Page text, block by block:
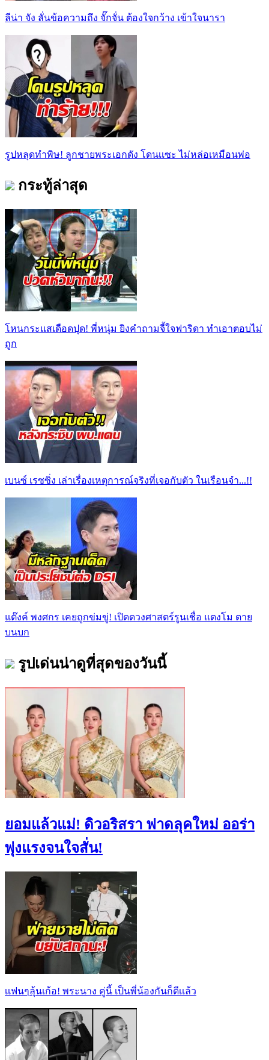
ลีน่า จัง ลั่นข้อความถึง จั๊กจั่น ต้องใจกว้าง เข้าใจนารา
รูปหลุดทำพิษ! ลูกชายพระเอกดัง โดนเเซะ ไม่หล่อเหมือนพ่อ
กระทู้ล่าสุด
โหนกระแสเดือดปุด! พี่หนุ่ม ยิงคำถามจี้ใจฟาริดา ทำเอาตอบไม่
ถูก
เบนซ์ เรซซิ่ง เล่าเรื่องเหตุการณ์จริงที่เจอกับตัว ในเรือนจำ...!!
แต๊งค์ พงศกร เคยถูกข่มขู่! เปิดดวงศาสตร์รูนเชื่อ แตงโม ตาย
บนบก
รูปเด่นน่าดูที่สุดของวันนี้
ยอมแล้วแม่! ดิวอริสรา ฟาดลุคใหม่ ออร่า
พุ่งแรงจนใจสั่น!
เเฟนๆลุ้นเก้อ! พระนาง คู่นี้ เป็นพี่น้องกันก็ดีเเล้ว